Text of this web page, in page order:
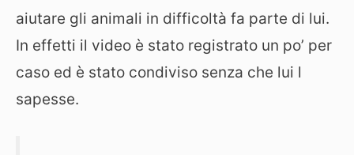
aiutare gli animali in difficoltà fa parte di lui.
In effetti il video è stato registrato un po’ per
caso ed è stato condiviso senza che lui l
sapesse.